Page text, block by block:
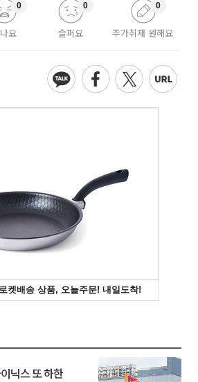
요
0
슬퍼요
0
추가취재 원해요
0
닉스 또 하한